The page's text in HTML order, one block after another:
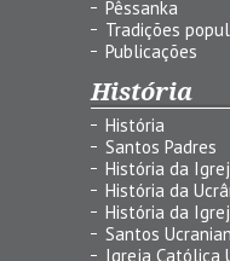
Pêssanka
Tradições
Publicações
História
História
Santos Padres
História da
História da
História da
Santos
Igreja Católica